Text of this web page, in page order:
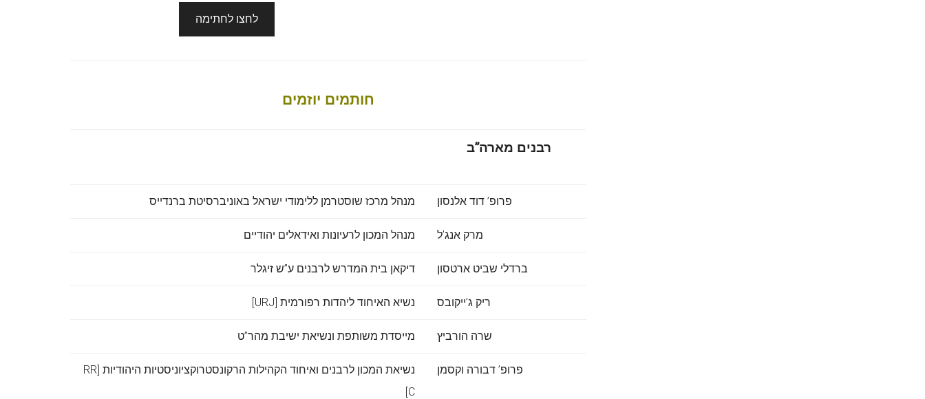
חותמים יוזמים
רבנים מארה”ב
פרופ’ דוד אלנסון מנהל מרכז שוסטרמן ללימודי ישראל באוניברסיטת ברנדייס
מרק אנג’ל מנהל המכון לרעיונות ואידאלים יהודיים
ברדלי שביט ארטסון דיקאן בית המדרש לרבנים ע”ש זיגלר
ריק ג’ייקובס נשיא האיחוד ליהדות רפורמית [URJ]
שרה הורביץ מייסדת משותפת ונשיאת ישיבת מהר”ט
פרופ’ דבורה וקסמן
נשיאת המכון לרבנים ואיחוד הקהילות הרקונסטרוקציוניסטיות היהודיות [RR
C]